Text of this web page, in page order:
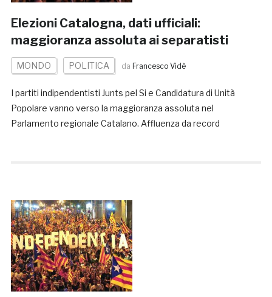
Elezioni Catalogna, dati ufficiali:
maggioranza assoluta ai separatisti
MONDO POLITICA da Francesco Vidè
I partiti indipendentisti Junts pel Si e Candidatura di Unità
Popolare vanno verso la maggioranza assoluta nel
Parlamento regionale Catalano. Affluenza da record